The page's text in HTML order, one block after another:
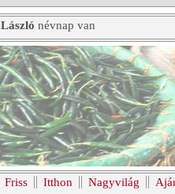
László névnap van
Friss Itthon Nagyvilág